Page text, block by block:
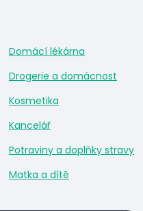
Domácí lékárna
Drogerie a domácnost
Kosmetika
Kancelář
Potraviny a doplňky stravy
Matka a dítě